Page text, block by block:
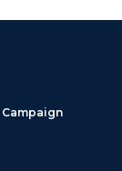
Campaign